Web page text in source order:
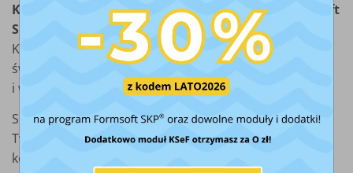
Kompleksowa usługa on-line do programu Formsoft
SKP
gotowa na KSeF. Bądź w kontakcie ze swoim
Księgowym na okrągło, z dowolnego miejsca na
świecie! Wymieniajcie dokumenty bezpiecznie
i wygodnie.
SKP24 Connect Firma to wygodne narzędzie pracy dla
Twojej firmy. Bez limitów ilości dokumentów,
kontrahentów i produktów.